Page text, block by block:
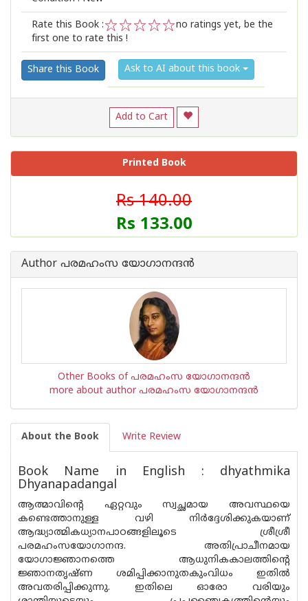
Rate this Book :
2
1
no ratings yet, be the
first one to rate this !
Share this Book Ask to AI about this book
Add to Cart
Printed Book
Rs 140.00
Rs 133.00
Author പരമഹംസ യോഗാനന്ദന്‍
Other Books of പരമഹംസ യോഗാനന്ദന്‍
more about author പരമഹംസ യോഗാനന്ദന്‍
About the Book Write Review
Book Name in English : dhyathmika
Dhyanapadangal
ആത്മാവിന്റെ ഏറ്റവും സ്വച്ഛമായ അവസ്ഥയെ
കണ്ടെത്താനുള്ള വഴി നിര്‍ദ്ദേശിക്കുകയാണ്
ആദ്ധ്യാത്മികധ്യാനപാഠങ്ങളിലൂടെ ശ്രീശ്രീ
പരമഹംസയോഗാനന്ദ. അതിപ്രാചീനമായ
യോഗാജ്ഞാനത്തെ ആധുനികകാലത്തിന്റെ
ജ്ഞാനതൃഷ്ണ ശമിപ്പിക്കാനുതകുംവിധം ഇതില്‍
അവതരിപ്പിക്കുന്നു. ഇതിലെ ഓരോ വരിയും